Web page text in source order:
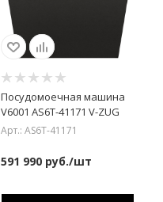
Посудомоечная машина
V6001 AS6T-41171 V-ZUG
Арт.: AS6T-41171
591 990руб./шт